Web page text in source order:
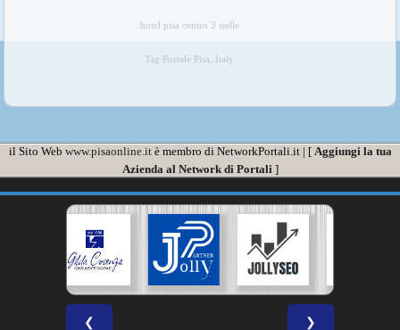
hotel pisa centro 3 stelle
Tag Portale Pisa, Italy
www.pisaonline.it è membro di NetworkPortali.it | [
Azienda al Network di Portali]